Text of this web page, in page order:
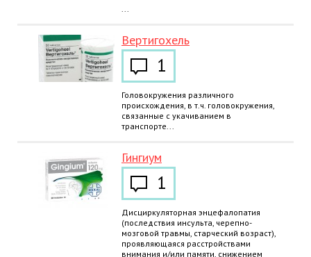
...
Вертигохель
1
Головокружения различного
происхождения, в т.ч. головокружения,
связанные с укачиванием в
транспорте...
Гингиум
1
Дисциркуляторная энцефалопатия
(последствия инсульта, черепно-
мозговой травмы, старческий возраст),
проявляющаяся расстройствами
внимания и/или памяти, снижением